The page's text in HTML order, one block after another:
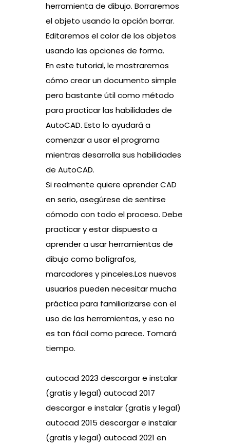
herramienta de dibujo. Borraremos
el objeto usando la opción borrar.
Editaremos el color de los objetos
usando las opciones de forma.
En este tutorial, le mostraremos
cómo crear un documento simple
pero bastante útil como método
para practicar las habilidades de
AutoCAD. Esto lo ayudará a
comenzar a usar el programa
mientras desarrolla sus habilidades
de AutoCAD.
Si realmente quiere aprender CAD
en serio, asegúrese de sentirse
cómodo con todo el proceso. Debe
practicar y estar dispuesto a
aprender a usar herramientas de
dibujo como bolígrafos,
marcadores y pinceles.Los nuevos
usuarios pueden necesitar mucha
práctica para familiarizarse con el
uso de las herramientas, y eso no
es tan fácil como parece. Tomará
tiempo.
autocad 2023 descargar e instalar
(gratis y legal) autocad 2017
descargar e instalar (gratis y legal)
autocad 2015 descargar e instalar
(gratis y legal) autocad 2021 en